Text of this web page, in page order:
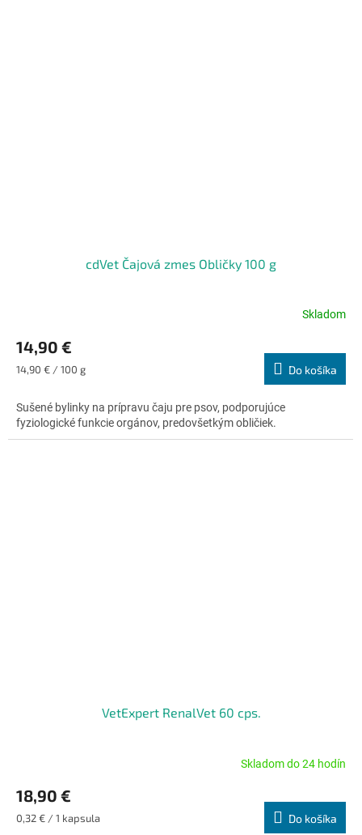
cdVet Čajová zmes Obličky 100 g
produktu
4,8
5
hviezdičiek.
Skladom
14,90 €
Jednotková
14,90 € / 100 g Do košíka
Sušené bylinky na prípravu čaju pre psov, podporujúce
fyziologické funkcie orgánov, predovšetkým obličiek.
VetExpert RenalVet 60 cps.
produktu
je
4,5
Skladom do 24 hodín
18,90 €
Jednotková
0,32 € / 1 kapsula Do košíka